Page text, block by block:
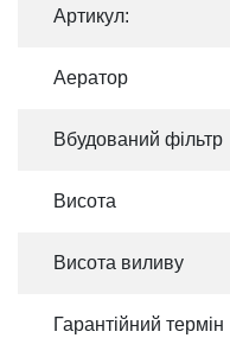
Артикул:
Аератор
Вбудований фільтр
Висота
Висота виливу
Гарантійний термін